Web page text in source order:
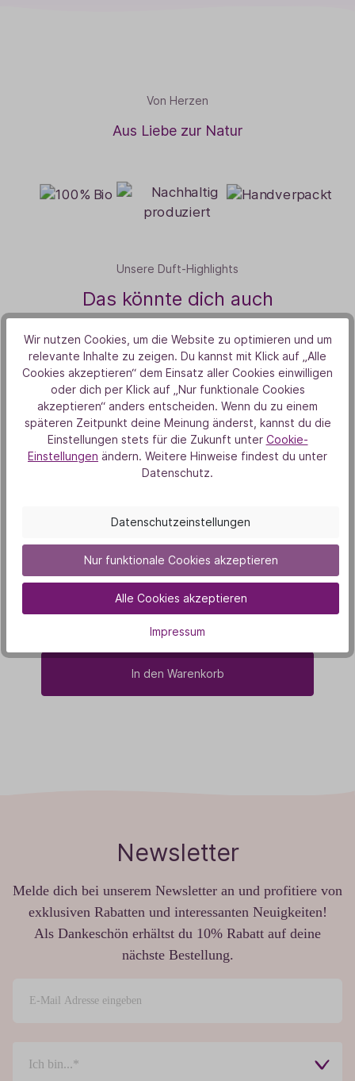
Von Herzen
Aus Liebe zur Natur
Unsere Duft-Highlights
Das könnte dich auch
Bestseller
Duftsteinteller grau + Frangipani Duftstein
7,90 €
In den Warenkorb
Newsletter
Melde dich bei unserem Newsletter an und profitiere von
exklusiven Rabatten und interessanten Neuigkeiten!
Als Dankeschön erhältst du 10% Rabatt auf deine
nächste Bestellung.
Wir nutzen Cookies, um die Website zu optimieren und um
relevante Inhalte zu zeigen. Du kannst mit Klick auf „Alle
Cookies akzeptieren“ dem Einsatz aller Cookies einwilligen
oder dich per Klick auf „Nur funktionale Cookies
akzeptieren“ anders entscheiden. Wenn du zu einem
späteren Zeitpunkt deine Meinung änderst, kannst du die
Einstellungen stets für die Zukunft unter Cookie-
Einstellungen ändern. Weitere Hinweise findest du unter
Datenschutz.
Datenschutzeinstellungen
Nur funktionale Cookies akzeptieren
Alle Cookies akzeptieren
Impressum